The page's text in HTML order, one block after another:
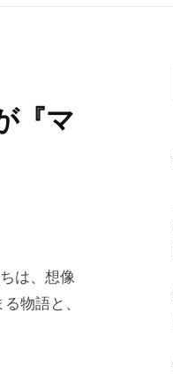
『マ
は、想像
物語と、